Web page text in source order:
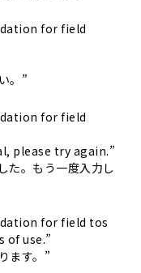
for field
。”
for field
please try again.”
た。もう一度入力し
for field tos
of use.”
ます。”